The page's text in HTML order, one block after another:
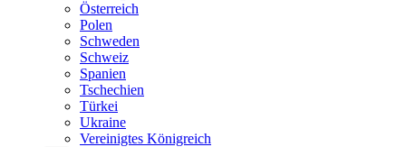
Österreich
Polen
Schweden
Schweiz
Spanien
Tschechien
Türkei
Ukraine
Vereinigtes Königreich